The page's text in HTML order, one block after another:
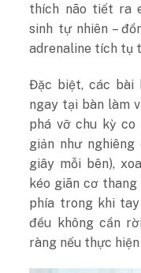
thích não tiết ra
sinh tự nhiên –
adrenaline tích tụ
Đặc biệt, các bài
ngay tại bàn làm
phá vỡ chu kỳ
giản như nghiêng
giây mỗi bên),
kéo giãn cơ
phía trong khi
đều không cần
ràng nếu thực